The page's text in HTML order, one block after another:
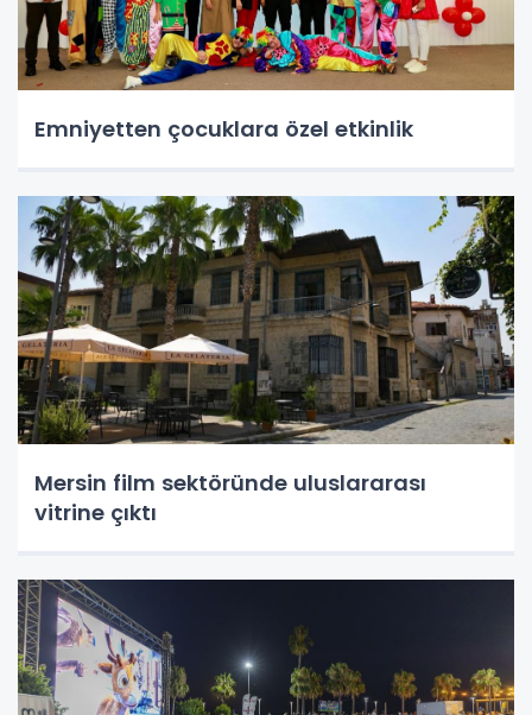
Emniyetten çocuklara özel etkinlik
Mersin film sektöründe uluslararası
vitrine çıktı